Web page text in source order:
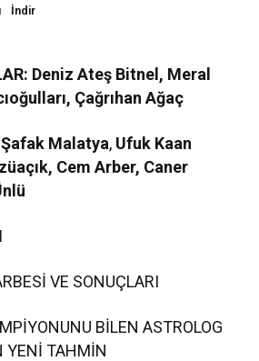
İndir
Deniz Ateş Bitnel, Meral
Çağrıhan Ağaç
Şafak Malatya, Ufuk Kaan
Cem Arber, Caner
VE SONUÇLARI
BİLEN ASTROLOG
YENİ TAHMİN